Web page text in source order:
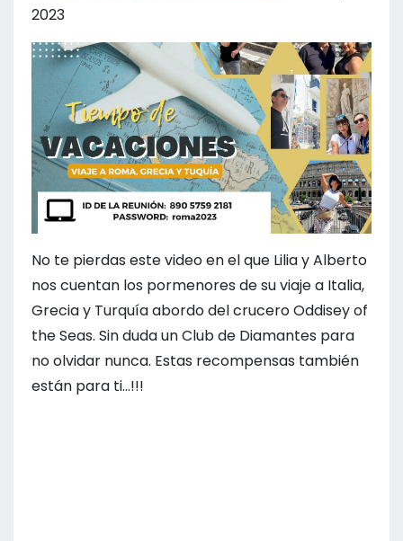
2023
No te pierdas este video en el que Lilia y Alberto
nos cuentan los pormenores de su viaje a Italia,
Grecia y Turquía abordo del crucero Oddisey of
the Seas. Sin duda un Club de Diamantes para
no olvidar nunca. Estas recompensas también
están para ti...!!!